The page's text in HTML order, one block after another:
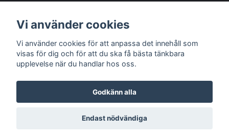
Sociala medier
© 2026 Amerino
Vi använder cookies
Vi använder cookies för att anpassa det innehåll som
visas för dig och för att du ska få bästa tänkbara
upplevelse när du handlar hos oss.
Godkänn alla
Endast nödvändiga